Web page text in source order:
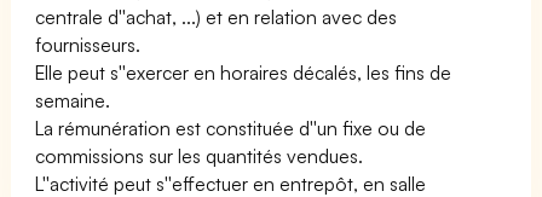
centrale d''achat, ...) et en relation avec des
fournisseurs.
Elle peut s''exercer en horaires décalés, les fins de
semaine.
La rémunération est constituée d''un fixe ou de
commissions sur les quantités vendues.
L''activité peut s''effectuer en entrepôt, en salle